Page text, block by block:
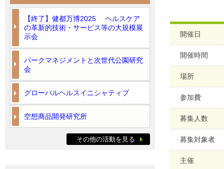
開催日
開催時間
場所
参加費
募集人数
募集対象者
主催
【終了】健都万博2025 ヘルスケア
の革新的技術・サービス等の大規模展
示会
パークマネジメントと次世代公園研究
会
グローバルヘルスイニシャティブ
空想商品開発研究所
その他の活動を見る